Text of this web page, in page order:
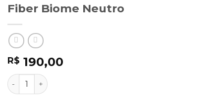
Fiber Biome Neutro
R$ 190,00
Fiber Biome Neutro quantidade